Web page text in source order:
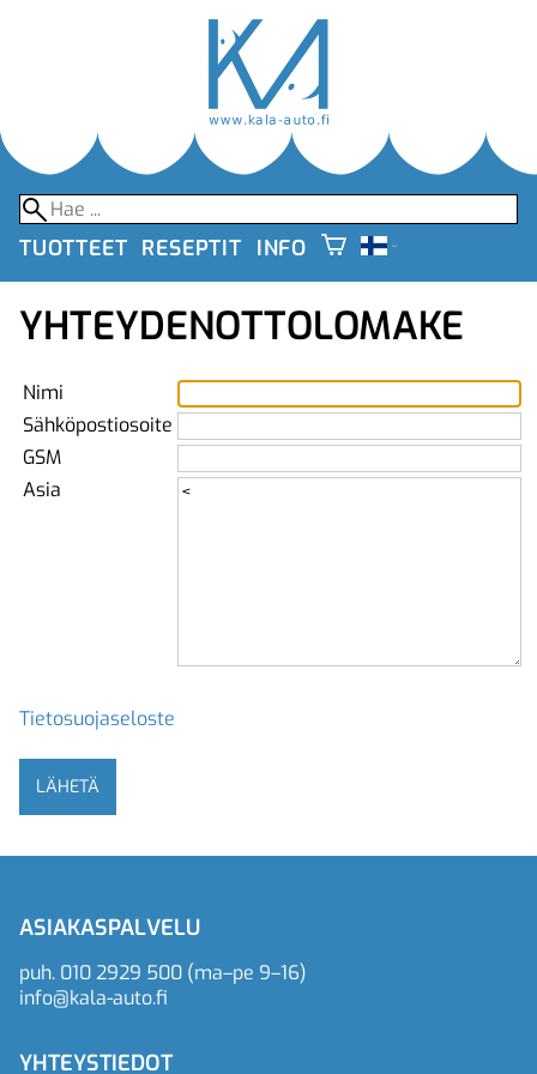
TUOTTEET RESEPTIT INFO
YHTEYDENOTTOLOMAKE
Nimi
Sähköpostiosoite
GSM
Asia
Tietosuojaseloste
ASIAKASPALVELU
puh. 010 2929 500 (ma–pe 9–16)
info@kala-auto.fi
YHTEYSTIEDOT